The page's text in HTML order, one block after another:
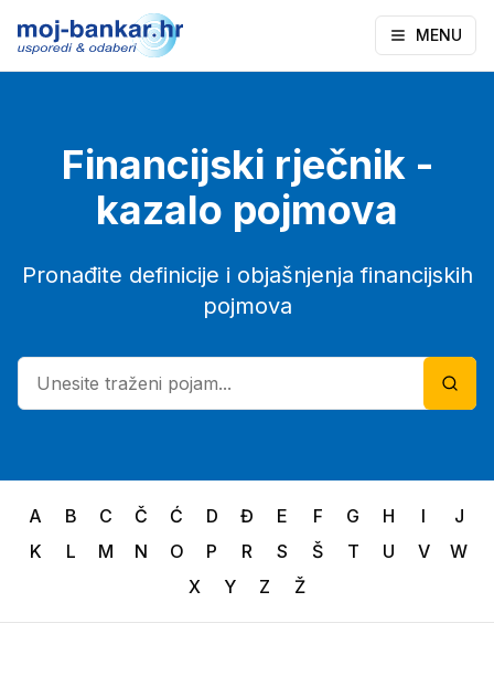
MENU
Financijski rječnik -
kazalo pojmova
Pronađite definicije i objašnjenja financijskih
pojmova
A B C Č Ć D Đ E F G H I
J
K
L M N O P R S Š T U V
W
X
Y Z Ž